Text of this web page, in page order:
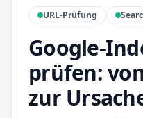
URL-Prüfung
Google-
prüfen:
zur